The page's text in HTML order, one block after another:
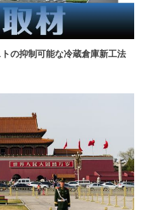
の抑制可能な冷蔵倉庫新工法